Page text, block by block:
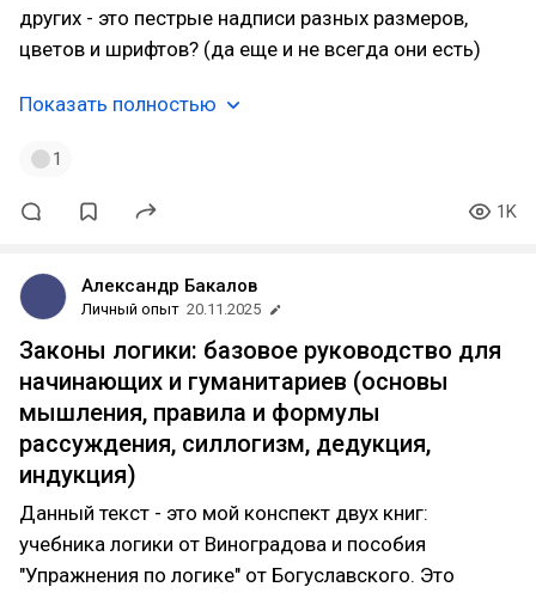
других - это пестрые надписи разных размеров,
цветов и шрифтов? (да еще и не всегда они есть)
Показать полностью
1
1K
Александр Бакалов
Личный опыт 20.11.2025
Законы логики: базовое руководство для
начинающих и гуманитариев (основы
мышления, правила и формулы
рассуждения, силлогизм, дедукция,
индукция)
Данный текст - это мой конспект двух книг:
учебника логики от Виноградова и пособия
"Упражнения по логике" от Богуславского. Это